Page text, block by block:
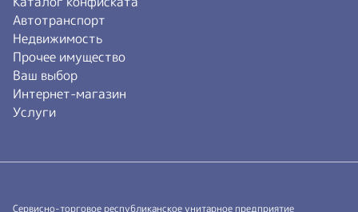
Автотранспорт
Недвижимость
Прочее имущество
Ваш выбор
Интернет-магазин
Услуги
Сервисно-торговое республиканское унитарное предприятие